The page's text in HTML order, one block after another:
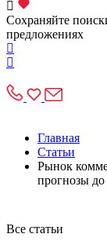
Сохраняйте
предложениях
Главная
Статьи
Рынок
прогнозы до
Все статьи